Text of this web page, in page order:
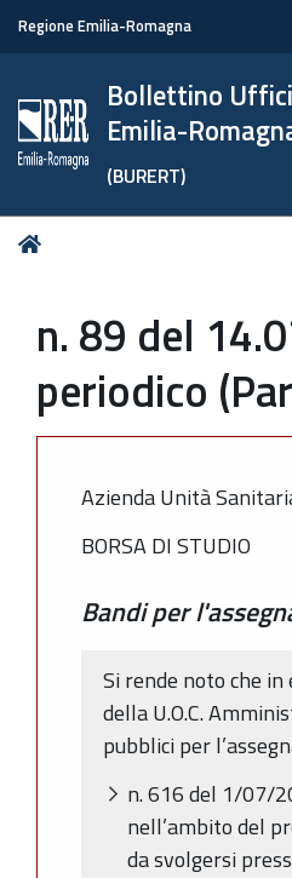
Regione Emilia-Romagna
Bollettino
Emilia-
(BURERT)
Tu
n. 89 del
periodico
Azienda Unità
BORSA DI STUDIO
Bandi per
Si rende noto che
della U.O.C.
pubblici per
n. 616 del 1/07/
nell’ambito del
da svolgersi